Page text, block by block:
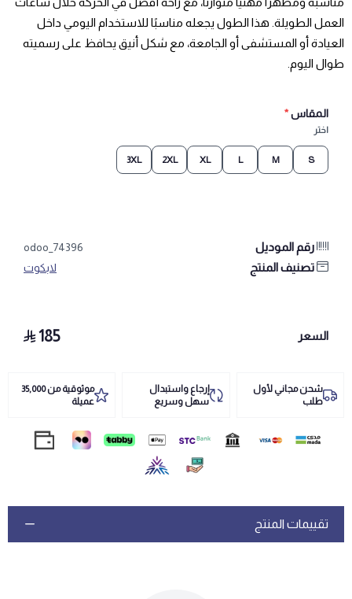
العمل الطويلة. هذا الطول يجعله مناسبًا للاستخدام اليومي داخل
العيادة أو المستشفى أو الجامعة، مع شكل أنيق يحافظ على رسميته
طوال اليوم.
المقاس*
اختر
S
M
L
XL
2XL
3XL
رقم الموديل odoo_74396
تصنيف المنتج لابكوت
السعر 185
شحن مجاني لأول
طلب
إرجاع واستبدال
سهل وسريع
موثوقية من 35,000
عميلة
تقييمات المنتج